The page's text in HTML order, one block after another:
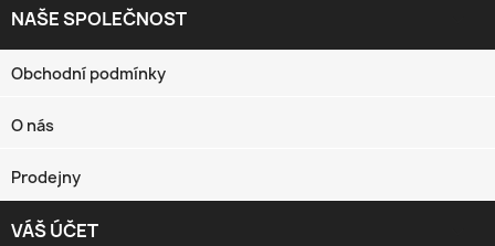
NAŠE SPOLEČNOST
Obchodní podmínky
O nás
Prodejny
VÁŠ ÚČET